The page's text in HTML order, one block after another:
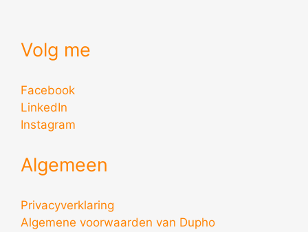
Volg me
Facebook
LinkedIn
Instagram
Algemeen
Privacyverklaring
Algemene voorwaarden van Dupho